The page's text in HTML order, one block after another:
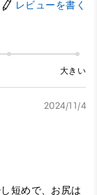
レビューを書く
大きい
2024/11/4
短めで、お尻は